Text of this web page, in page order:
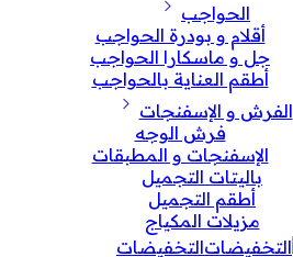
الحواجب
أقلام و بودرة الحواجب
جل و ماسكارا الحواجب
أطقم العناية بالحواجب
الفرش و الإسفنجات
فرش الوجه
الإسفنجات و المطبقات
باليتات التجميل
أطقم التجميل
مزيلات المكياج
التخفيضات